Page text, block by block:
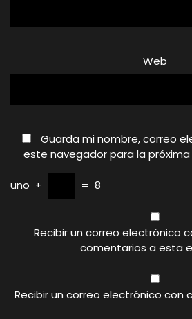
Web
Guarda mi nombre, correo
este navegador para la
uno + = 8
Recibir un correo electrónico
comentarios a esta
Recibir un correo electrónico con